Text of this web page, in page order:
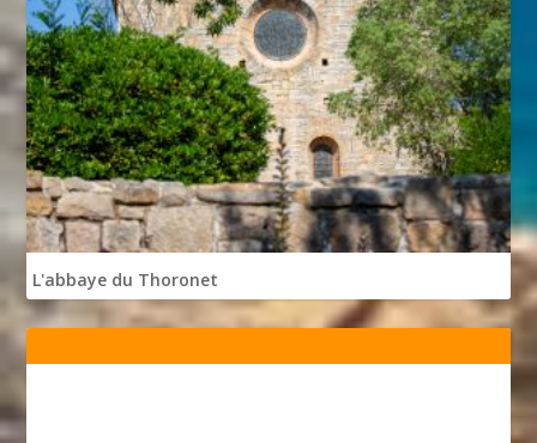
L'abbaye du Thoronet